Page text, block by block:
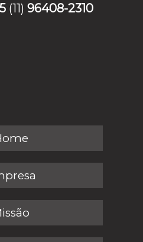
(11) 96408-2310